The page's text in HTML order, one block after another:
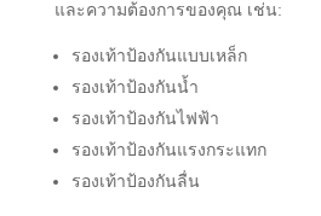
และความต้องการของคุณ เช่น:
รองเท้าป้องกันแบบเหล็ก
รองเท้าป้องกันน้ำ
รองเท้าป้องกันไฟฟ้า
รองเท้าป้องกันแรงกระแทก
รองเท้าป้องกันลื่น